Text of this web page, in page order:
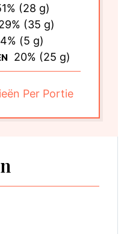
(28 g)
(35 g)
4% (5 g)
20% (25 g)
Per Portie